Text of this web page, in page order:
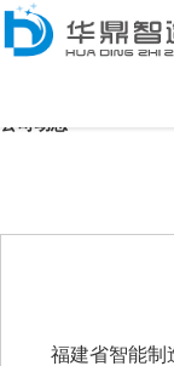
公司动态
福建省智能制